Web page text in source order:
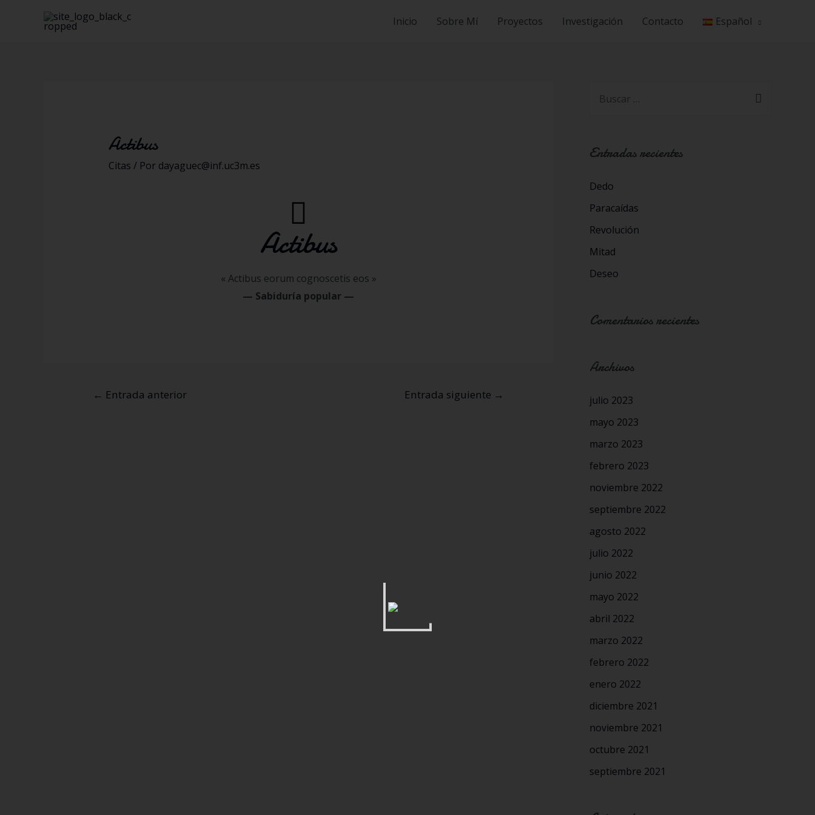
Inicio Sobre Mí Proyectos Investigación Contacto Español
Actibus
Citas / Por dayaguec@inf.uc3m.es
Actibus
« Actibus eorum cognoscetis eos »
— Sabiduría popular —
← Entrada anterior Entrada siguiente →
Entradas recientes
Dedo
Paracaídas
Revolución
Mitad
Deseo
Comentarios recientes
Archivos
julio 2023
mayo 2023
marzo 2023
febrero 2023
noviembre 2022
septiembre 2022
agosto 2022
julio 2022
junio 2022
mayo 2022
abril 2022
marzo 2022
febrero 2022
enero 2022
diciembre 2021
noviembre 2021
octubre 2021
septiembre 2021